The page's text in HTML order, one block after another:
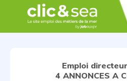
Emploi
4 ANNONCES A